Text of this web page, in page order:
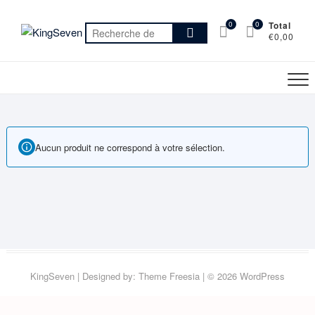
Recherche
pour :
0 Total
€0,00
0
Aucun produit ne correspond à votre sélection.
KingSeven| Designed by: Theme Freesia| © 2026 WordPress